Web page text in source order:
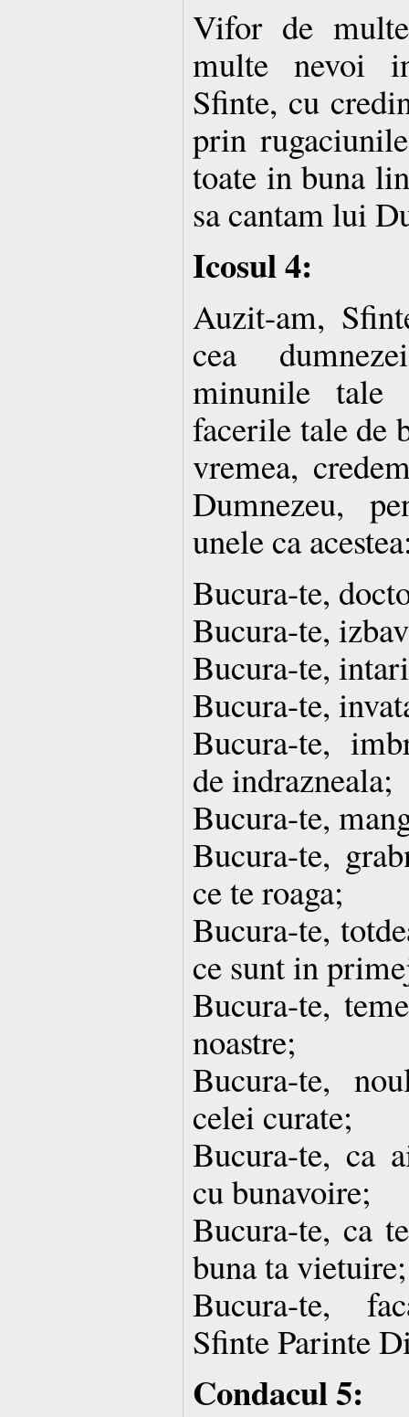
Vifor de
multe nevoi
Sfinte, cu
prin
toate in buna
sa cantam lui
Icosul 4:
Auzit-am,
cea
minunile tale
facerile tale de
vremea,
Dumnezeu,
unele ca
Bucura-te,
Bucura-te,
Bucura-te,
Bucura-te,
Bucura-te,
de indrazneala;
Bucura-te,
Bucura-te,
ce te roaga;
Bucura-te,
ce sunt in
Bucura-te,
noastre;
Bucura-te,
celei curate;
Bucura-te, ca
cu bunavoire;
Bucura-te, ca
buna ta vietuire;
Bucura-te,
Sfinte Parinte
Condacul 5: